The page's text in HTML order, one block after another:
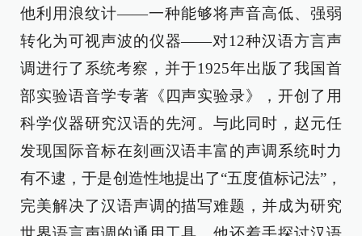
他利用浪纹计——一种能够将声音高低、强弱
转化为可视声波的仪器——对12种汉语方言声
调进行了系统考察，并于1925年出版了我国首
部实验语音学专著《四声实验录》，开创了用
科学仪器研究汉语的先河。与此同时，赵元任
发现国际音标在刻画汉语丰富的声调系统时力
有不逮，于是创造性地提出了“五度值标记法”，
完美解决了汉语声调的描写难题，并成为研究